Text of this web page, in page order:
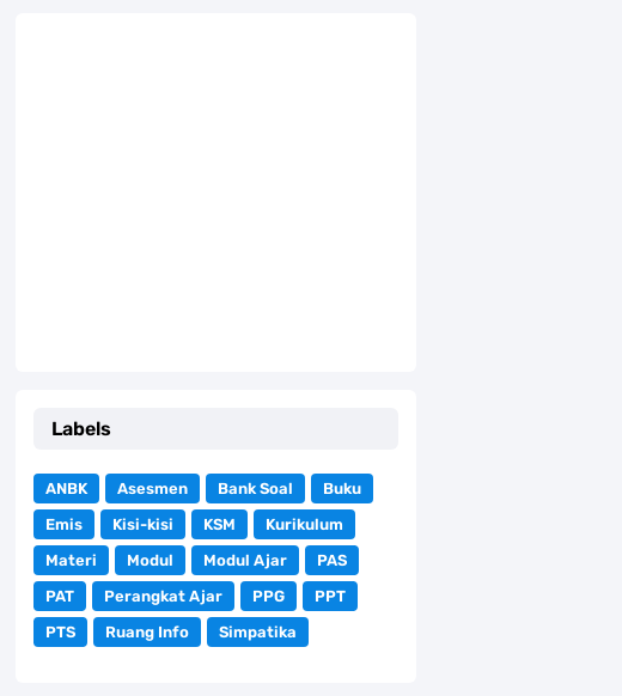
Labels
ANBK Asesmen Bank Soal
Buku
Emis
Kisi-kisi KSM
Kurikulum
Materi
Modul Modul Ajar
PAS
PAT
Perangkat Ajar PPG
PPT
PTS
Ruang Info Simpatika